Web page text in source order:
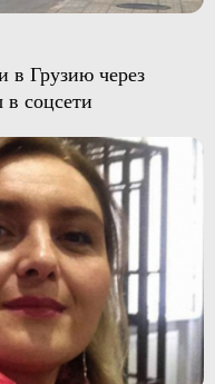
в Грузию через
соцсети